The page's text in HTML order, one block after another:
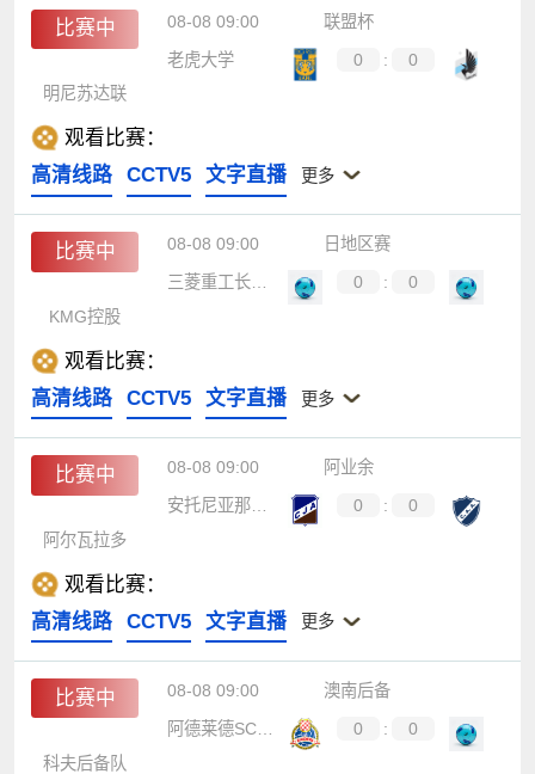
比赛中 08-08 09:00
联盟杯
老虎大学
0 :
0
明尼苏达联
观看比赛：
高清线路
CCTV5 文字直播 更多
比赛中 08-08 09:00
日地区赛
三菱重工长崎SC
0 :
0
KMG控股
观看比赛：
高清线路
CCTV5 文字直播 更多
比赛中 08-08 09:00
阿业余
安托尼亚那青年
0 :
0
阿尔瓦拉多
观看比赛：
高清线路
CCTV5 文字直播 更多
比赛中 08-08 09:00
澳南后备
阿德莱德SC后备队
0 :
0
科夫后备队